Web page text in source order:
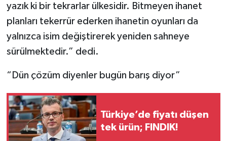
yazık ki bir tekrarlar ülkesidir. Bitmeyen ihanet
planları tekerrür ederken ihanetin oyunları da
yalnızca isim değiştirerek yeniden sahneye
sürülmektedir.” dedi.
“Dün çözüm diyenler bugün barış diyor”
Türkiye’de fiyatı düşen
tek ürün; FINDIK!